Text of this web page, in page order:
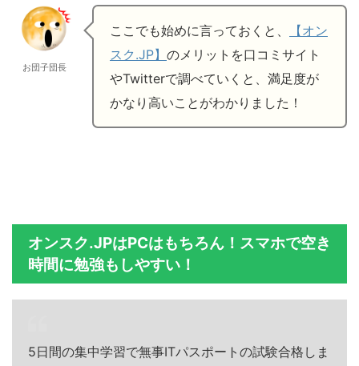
お団子団長
ここでも始めに言っておくと、
【オン
スク.JP】 のメリットを口コミサイト
やTwitterで調べていくと、満足度が
かなり高いことがわかりました！
オンスク.JPはPCはもちろん！スマホで空き
時間に勉強もしやすい！
5日間の集中学習で無事ITパスポートの試験合格しま